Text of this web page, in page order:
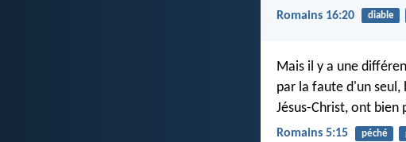
Romains 16:20 diable
Mais il y a une
par la faute d'un seul,
Jésus-Christ, ont bien
Romains 5:15 péché